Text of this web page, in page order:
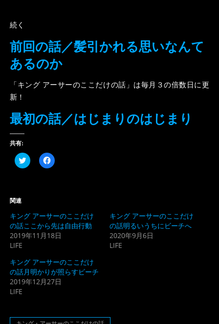
続く
前回の話／髪引かれる思いなんて
あるのか
「キング アーサーのここだけの話」は毎月３の倍数日に更
新！
最初の話／はじまりのはじまり
共有:
ク
リ
有
(新
し
い
ウ
ド
ウ
で
開
き
Facebook
で
リ
ッ
ク
し
て
さ
い
(新
し
い
ウ
関連
キング アーサーのここだけ
の話ここから先は自由行動
2019年11月18日
LIFE
キング アーサーのここだけ
の話明るいうちにビーチへ
2020年9月6日
LIFE
キング アーサーのここだけ
の話月明かりが照らすビーチ
2019年12月27日
LIFE